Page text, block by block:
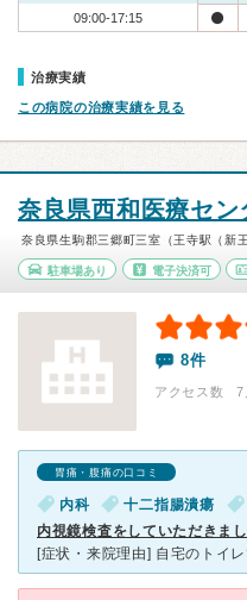
09:00-17:15
治療実績
この病院の治療実績を見る
奈良県西和医療セン
奈良県生駒郡三郷町三室（王寺駅（新
駐車場あり 電子決済可
8件
アクセス数 7
胃痛・腹痛の口コミ
内科 十二指腸潰瘍
内視鏡検査をしていただきま